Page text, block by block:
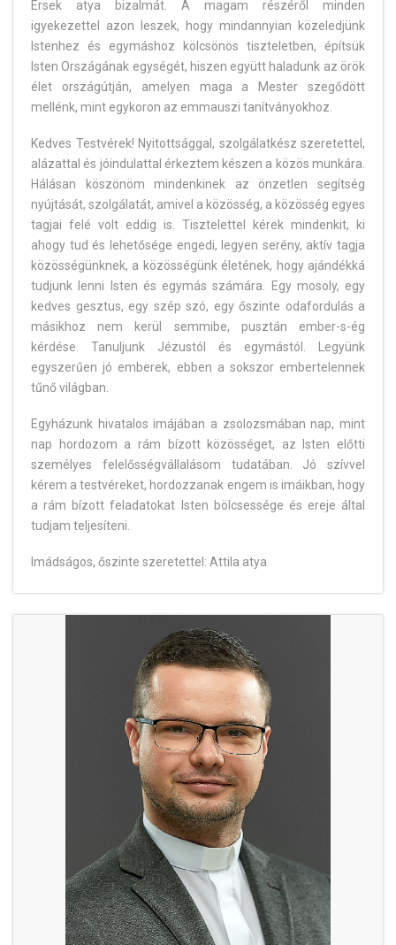
Érsek atya bizalmát. A magam részéről minden
igyekezettel azon leszek, hogy mindannyian közeledjünk
Istenhez és egymáshoz kölcsönös tiszteletben, építsük
Isten Országának egységét, hiszen együtt haladunk az örök
élet országútján, amelyen maga a Mester szegődött
mellénk, mint egykoron az emmauszi tanítványokhoz.
Kedves Testvérek! Nyitottsággal, szolgálatkész szeretettel,
alázattal és jóindulattal érkeztem készen a közös munkára.
Hálásan köszönöm mindenkinek az önzetlen segítség
nyújtását, szolgálatát, amivel a közösség, a közösség egyes
tagjai felé volt eddig is. Tisztelettel kérek mindenkit, ki
ahogy tud és lehetősége engedi, legyen serény, aktív tagja
közösségünknek, a közösségünk életének, hogy ajándékká
tudjunk lenni Isten és egymás számára. Egy mosoly, egy
kedves gesztus, egy szép szó, egy őszinte odafordulás a
másikhoz nem kerül semmibe, pusztán ember-s-ég
kérdése. Tanuljunk Jézustól és egymástól. Legyünk
egyszerűen jó emberek, ebben a sokszor embertelennek
tűnő világban.
Egyházunk hivatalos imájában a zsolozsmában nap, mint
nap hordozom a rám bízott közösséget, az Isten előtti
személyes felelősségvállalásom tudatában. Jó szívvel
kérem a testvéreket, hordozzanak engem is imáikban, hogy
a rám bízott feladatokat Isten bölcsessége és ereje által
tudjam teljesíteni.
Imádságos, őszinte szeretettel: Attila atya